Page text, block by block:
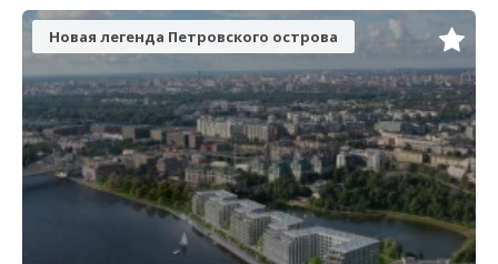
Новая легенда Петровского острова